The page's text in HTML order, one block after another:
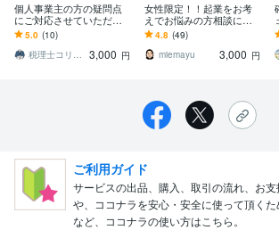
個人事業主の方の疑問点
にご対応させていただき
ます 税理士本人が誠意を
以てご対応させていただ
きます。
5.0 (10)
税理士コリンチアノ
3,000 円
女性限定！！起業をお考
えでお悩みの方相談にの
ります お得プラン！ ～
１、2個ぐらいのご質問が
ある人におススメ～
4.8 (49)
miemayu
3,000 円
ご利用ガイド
サービスの出品、購入、取引の流れ、お
や、ココナラを安心・安全に使って頂く
など、ココナラの使い方はこちら。